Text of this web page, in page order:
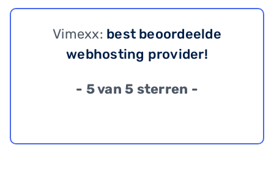
Vimexx: best beoordeelde
webhosting provider!
- 5 van 5 sterren -